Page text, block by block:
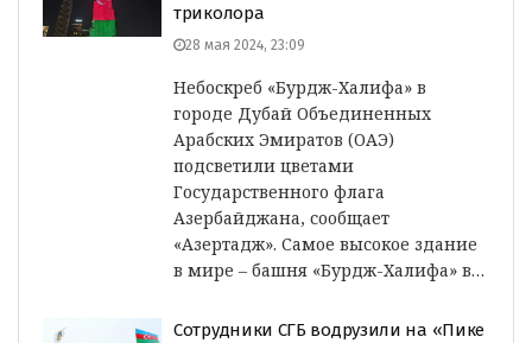
триколора
28 мая 2024, 23:09
Небоскреб «Бурдж-Халифа» в
городе Дубай Объединенных
Арабских Эмиратов (ОАЭ)
подсветили цветами
Государственного флага
Азербайджана, сообщает
«Азертадж». Самое высокое здание
в мире – башня «Бурдж-Халифа» в…
Сотрудники СГБ водрузили на «Пике